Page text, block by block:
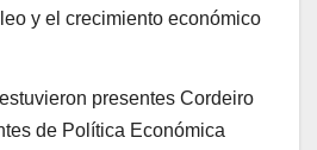
y el crecimiento económico
presentes Cordeiro
de Política Económica